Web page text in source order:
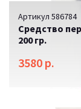
Артикул 586784
Средство
200 гр.
3580 р.